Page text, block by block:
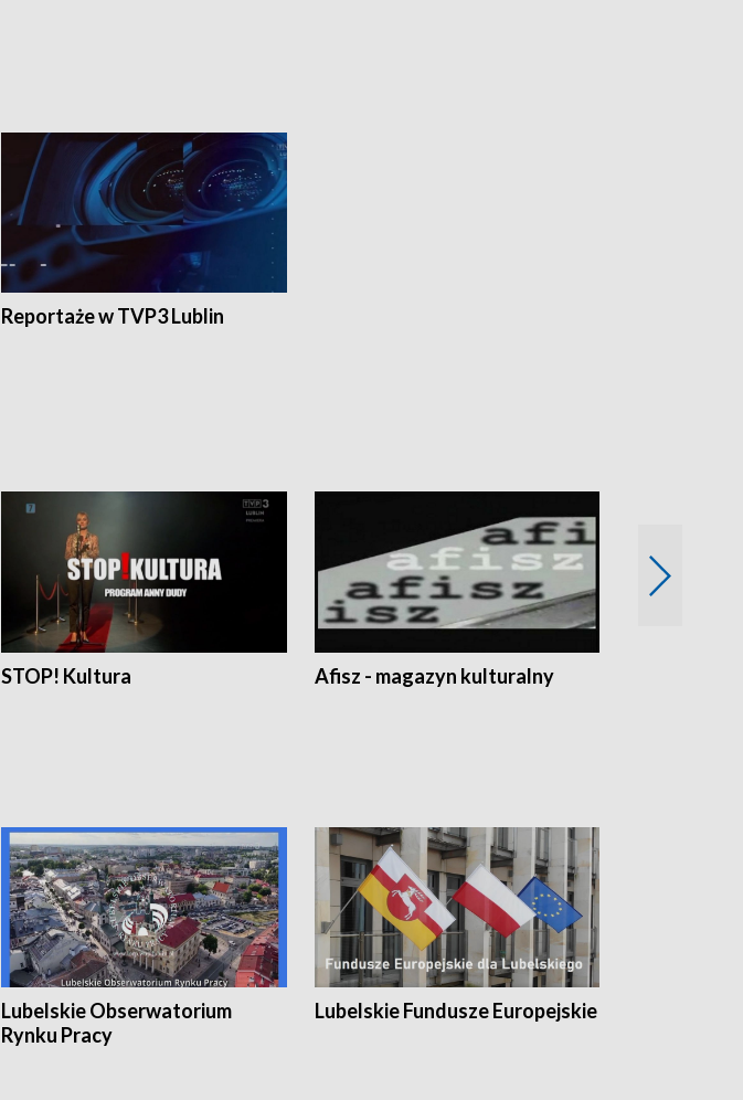
Reportaże w TVP3 Lublin
STOP! Kultura Afisz - magazyn kulturalny
Lubelskie Obserwatorium
Rynku Pracy
Lubelskie Fundusze Europejskie